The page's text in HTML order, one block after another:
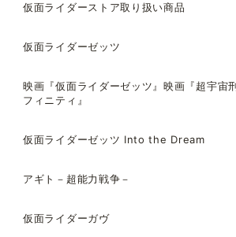
仮面ライダーストア取り扱い商品
仮面ライダーゼッツ
映画『仮面ライダーゼッツ』映画『超宇宙
フィニティ』
仮面ライダーゼッツ Into the Dream
アギト－超能力戦争－
仮面ライダーガヴ